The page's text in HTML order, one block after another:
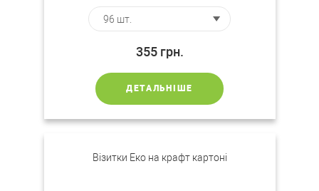
355 грн.
ДЕТАЛЬНІШЕ
Візитки Еко на крафт картоні